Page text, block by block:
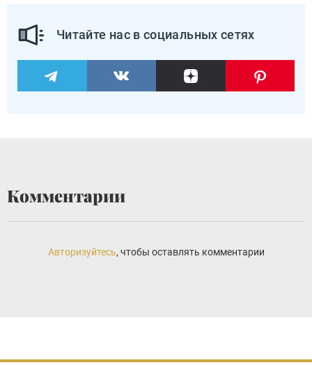
Читайте нас в социальных сетях
Комментарии
Авторизуйтесь, чтобы оставлять комментарии